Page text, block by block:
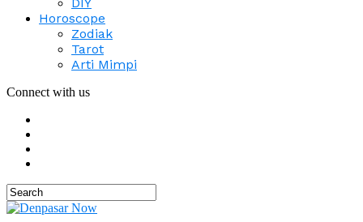
Horoscope
Zodiak
Tarot
Arti Mimpi
Connect with us